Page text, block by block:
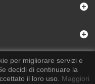
per migliorare servizi e
decidi di continuare la
il loro uso. Maggiori